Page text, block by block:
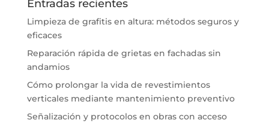
Entradas recientes
Limpieza de grafitis en altura: métodos seguros y
eficaces
Reparación rápida de grietas en fachadas sin
andamios
Cómo prolongar la vida de revestimientos
verticales mediante mantenimiento preventivo
Señalización y protocolos en obras con acceso